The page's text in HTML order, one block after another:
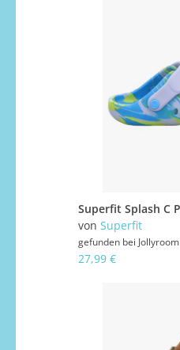
von Superfit
gefunden bei Jollyroom
27,99 €